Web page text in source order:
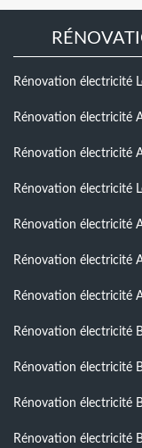
Rénovation électricité
Rénovation électricité
Rénovation électricité
Rénovation électricité
Rénovation électricité
Rénovation électricité
Rénovation électricité
Rénovation électricité
Rénovation électricité
Rénovation électricité
Rénovation électricité